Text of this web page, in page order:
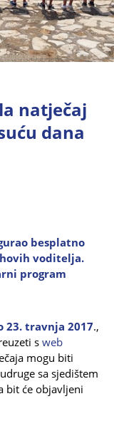
natječaj
dana
besplatno
voditelja.
program
23. travnja 2017.,
s web
mogu biti
sa sjedištem
bit će objavljeni